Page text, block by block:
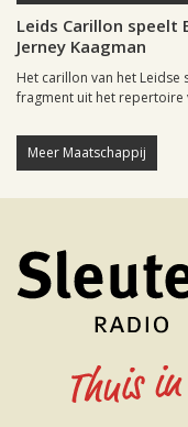
Leids Carillon speelt
Jerney Kaagman
Het carillon van het
fragment uit het repertoire
Meer Maatschappij